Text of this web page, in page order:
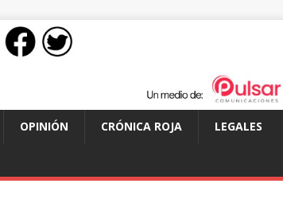
OPINIÓN CRÓNICA ROJA LEGALES